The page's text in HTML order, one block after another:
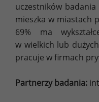
uczestników
mieszka w miastach
69% ma
w wielkich lub
pracuje w firmach
Partnerzy badania: